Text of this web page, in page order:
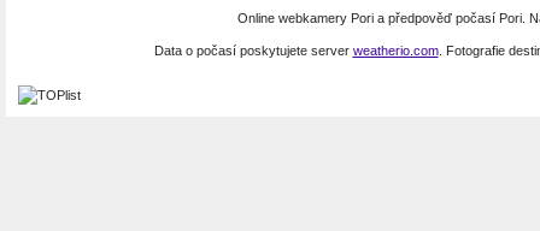
Online webkamery Pori a předpověď počasí Pori.
Data o počasí poskytujete server weatherio.com. Fotografie